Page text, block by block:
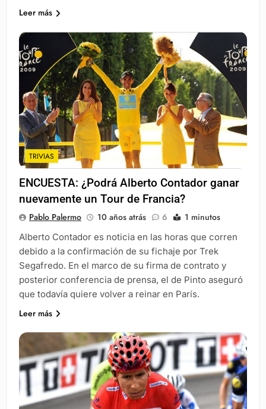
Leer más
TRIVIAS
ENCUESTA: ¿Podrá Alberto Contador ganar
nuevamente un Tour de Francia?
Pablo Palermo 10 años atrás 6 1 minutos
Alberto Contador es noticia en las horas que corren
debido a la confirmación de su fichaje por Trek
Segafredo. En el marco de su firma de contrato y
posterior conferencia de prensa, el de Pinto aseguró
que todavía quiere volver a reinar en París.
Leer más